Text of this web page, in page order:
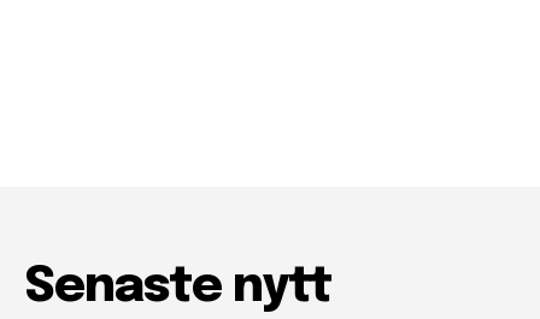
Senaste nytt